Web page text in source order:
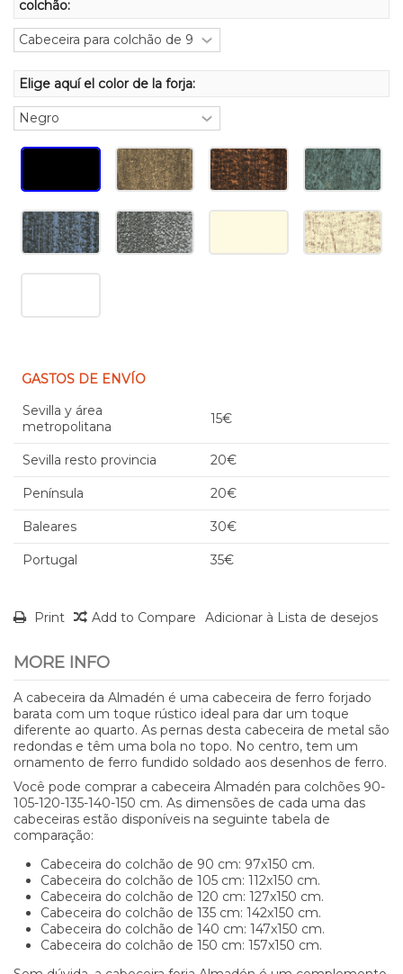
Elige aquí el color de la forja:
colchão:
GASTOS DE ENVÍO
Sevilla y área
metropolitana
15€
Sevilla resto provincia 20€
Península 20€
Baleares 30€
Portugal 35€
Print Add to Compare Adicionar à Lista de desejos
MORE INFO
A cabeceira da Almadén é uma cabeceira de ferro forjado
barata com um toque rústico ideal para dar um toque
diferente ao quarto. As pernas desta cabeceira de metal são
redondas e têm uma bola no topo. No centro, tem um
ornamento de ferro fundido soldado aos desenhos de ferro.
Você pode comprar a cabeceira Almadén para colchões 90-
105-120-135-140-150 cm. As dimensões de cada uma das
cabeceiras estão disponíveis na seguinte tabela de
comparação:
Cabeceira do colchão de 90 cm: 97x150 cm.
Cabeceira do colchão de 105 cm: 112x150 cm.
Cabeceira do colchão de 120 cm: 127x150 cm.
Cabeceira do colchão de 135 cm: 142x150 cm.
Cabeceira do colchão de 140 cm: 147x150 cm.
Cabeceira do colchão de 150 cm: 157x150 cm.